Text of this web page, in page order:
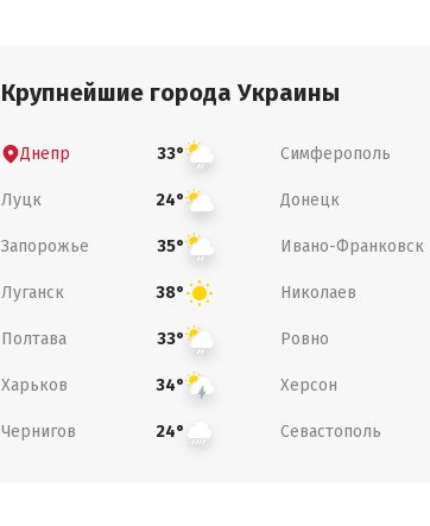
Крупнейшие города Украины
Днепр 33° Симферополь
Луцк 24° Донецк
Запорожье 35° Ивано-Франковск
Луганск 38° Николаев
Полтава 33° Ровно
Харьков 34° Херсон
Чернигов 24° Севастополь